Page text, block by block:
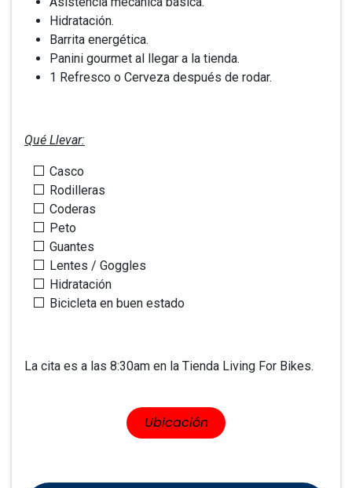
Hidratación.
Barrita energética.
Panini gourmet al llegar a la tienda.
1 Refresco o Cerveza después de rodar.
Qué Llevar:
Casco
Rodilleras
Coderas
Peto
Guantes
Lentes / Goggles
Hidratación
Bicicleta en buen estado
La cita es a las 8:30am en la Tienda Living For Bikes.
​​Ubicación